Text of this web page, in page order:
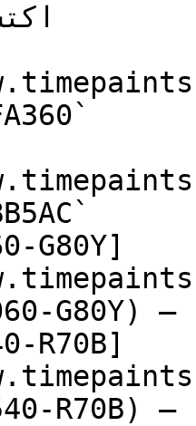
G80Y]
G80Y)
R70B]
R70B)